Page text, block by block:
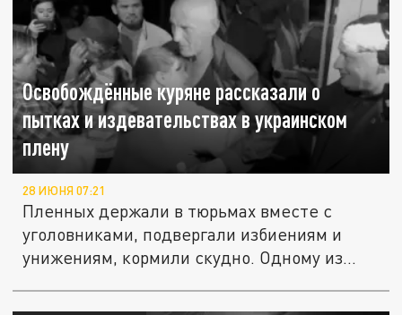
Освобождённые куряне рассказали о
пытках и издевательствах в украинском
плену
28 ИЮНЯ 07:21
Пленных держали в тюрьмах вместе с
уголовниками, подвергали избиениям и
унижениям, кормили скудно. Одному из...